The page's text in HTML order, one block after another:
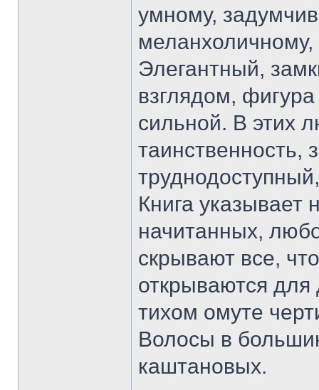
умному,
меланхоличному,
Элегантный,
взглядом,
сильной. В этих
таинственность,
Книга указывает
начитанных,
скрывают все,
открываются для
тихом омуте
Волосы в
каштановых.